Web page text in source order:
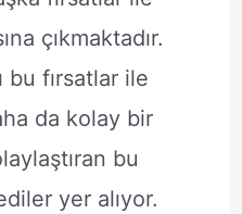
çıkmaktadır.
bu fırsatlar ile
da kolay bir
bu
yer alıyor.